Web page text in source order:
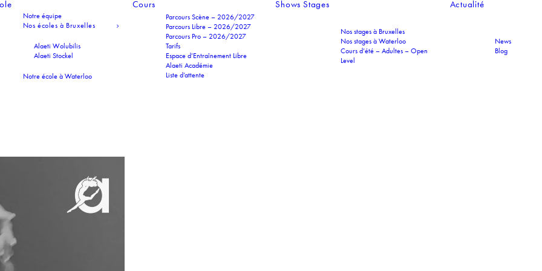
Notre équipe
Nos écoles à Bruxelles
Alaeti Wolubilis
Alaeti Stockel
Notre école à Waterloo
Cours
Parcours Scène – 2026/2027
Parcours Libre – 2026/2027
Parcours Pro – 2026/2027
Tarifs
Espace d’Entraînement Libre
Alaeti Académie
Liste d’attente
Shows Stages
Nos stages à Bruxelles
Nos stages à Waterloo
Cours d’été – Adultes – Open
Level
Actualité
News
Blog